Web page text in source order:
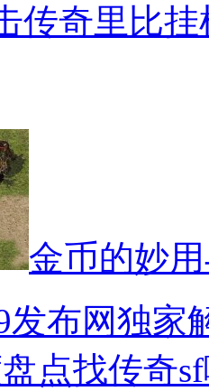
传奇里比
金币的妙
发布网独家
点找传奇